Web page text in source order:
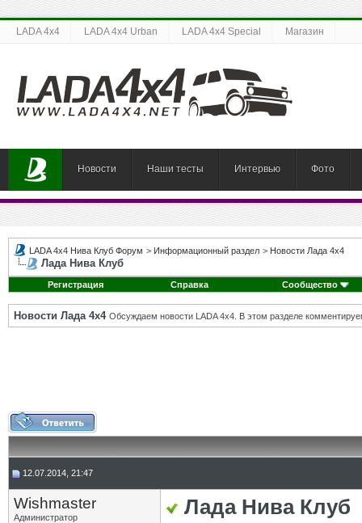
LADA 4x4 LADA 4x4 Urban LADA 4x4 Special Магазин
Новости Наши тесты Интервью Фото
LADA 4x4 Нива Клуб Форум > Информационный раздел > Новости Лада 4х4
Лада Нива Клуб
Регистрация Справка Сообщество
Новости Лада 4х4 Обсуждаем новости LADA 4x4. В этом разделе
12.07.2014, 21:47
Wishmaster
Администратор Лада Нива Клуб